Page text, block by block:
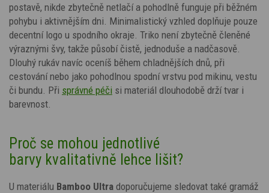
postavě, nikde zbytečně netlačí a pohodlně funguje při běžném
pohybu i aktivnějším dni. Minimalistický vzhled doplňuje pouze
decentní logo u spodního okraje. Triko není zbytečně členěné
výraznými švy, takže působí čistě, jednoduše a nadčasově.
Dlouhý rukáv navíc oceníš během chladnějších dnů, při
cestování nebo jako pohodlnou spodní vrstvu pod mikinu, vestu
či bundu. Při správné péči si materiál dlouhodobě drží tvar i
barevnost.
Proč se mohou jednotlivé
barvy kvalitativně lehce lišit?
U materiálu Bamboo Ultra doporučujeme sledovat také gramáž